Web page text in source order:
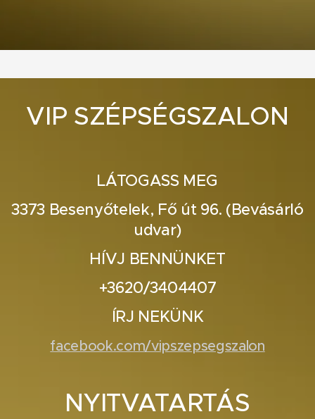
VIP SZÉPSÉGSZALON
LÁTOGASS MEG
3373 Besenyőtelek, Fő út 96. (Bevásárló
udvar)
HÍVJ BENNÜNKET
+3620/3404407
ÍRJ NEKÜNK
facebook.com/vipszepsegszalon
NYITVATARTÁS